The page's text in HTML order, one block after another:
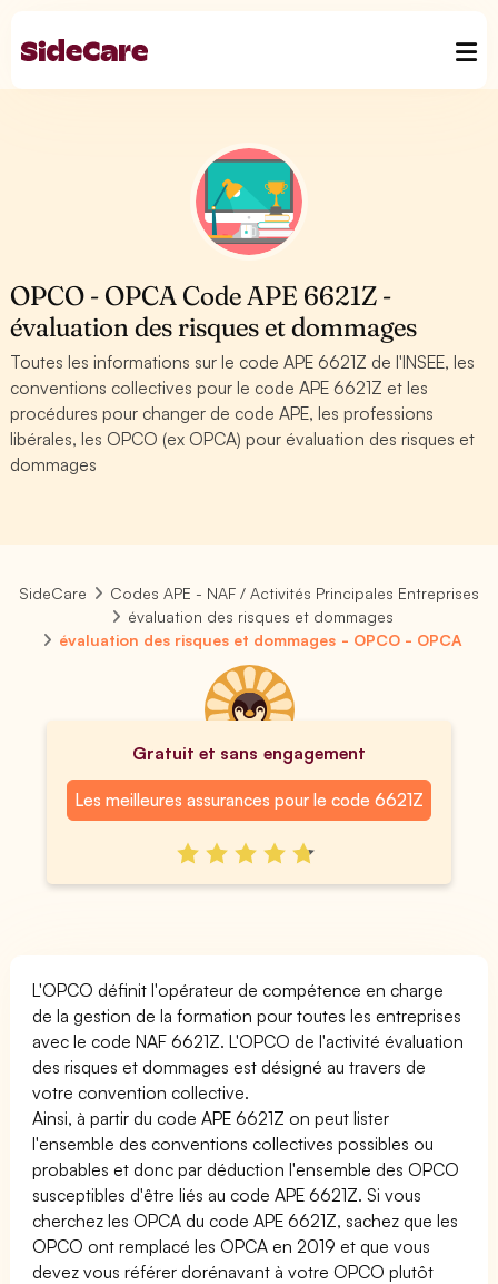
OPCO - OPCA Code APE 6621Z -
évaluation des risques et dommages
Toutes les informations sur le code APE 6621Z de l'INSEE, les
conventions collectives pour le code APE 6621Z et les
procédures pour changer de code APE, les professions
libérales, les OPCO (ex OPCA) pour évaluation des risques et
dommages
SideCare
Codes APE - NAF / Activités Principales Entreprises
évaluation des risques et dommages
évaluation des risques et dommages - OPCO - OPCA
Gratuit et sans engagement
Les meilleures assurances pour le code 6621Z
L'OPCO définit l'opérateur de compétence en charge
de la gestion de la formation pour toutes les entreprises
avec le code NAF 6621Z. L'OPCO de l'activité évaluation
des risques et dommages est désigné au travers de
votre convention collective.
Ainsi, à partir du code APE 6621Z on peut lister
l'ensemble des conventions collectives possibles ou
probables et donc par déduction l'ensemble des OPCO
susceptibles d'être liés au code APE 6621Z. Si vous
cherchez les OPCA du code APE 6621Z, sachez que les
OPCO ont remplacé les OPCA en 2019 et que vous
devez vous référer dorénavant à votre OPCO plutôt